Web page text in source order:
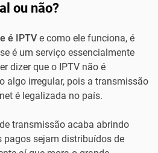
ou não?
é IPTV e como ele funciona, é
é um serviço essencialmente
dizer que o IPTV não é
algo irregular, pois a transmissão
é legalizada no país.
transmissão acaba abrindo
pagos sejam distribuídos de